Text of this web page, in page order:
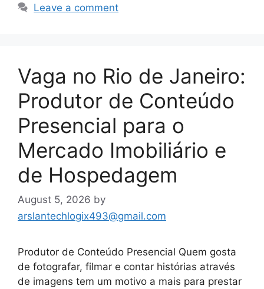
Leave a comment
Vaga no Rio de Janeiro:
Produtor de Conteúdo
Presencial para o
Mercado Imobiliário e
de Hospedagem
August 5, 2026 by
arslantechlogix493@gmail.com
Produtor de Conteúdo Presencial Quem gosta
de fotografar, filmar e contar histórias através
de imagens tem um motivo a mais para prestar